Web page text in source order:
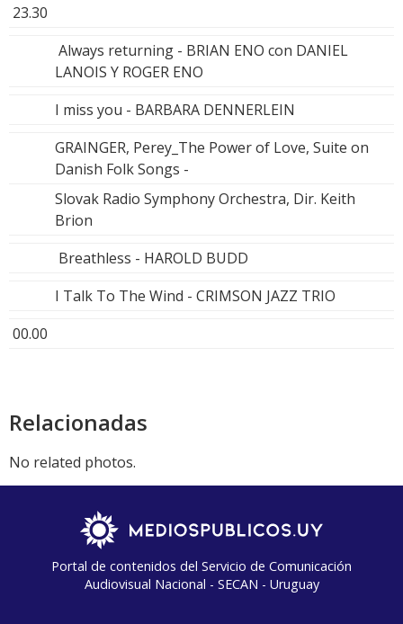
23.30
Always returning - BRIAN ENO con DANIEL
LANOIS Y ROGER ENO
I miss you - BARBARA DENNERLEIN
GRAINGER, Perey_The Power of Love, Suite on
Danish Folk Songs -
Slovak Radio Symphony Orchestra, Dir. Keith
Brion
Breathless - HAROLD BUDD
I Talk To The Wind - CRIMSON JAZZ TRIO
00.00
Relacionadas
No related photos.
Portal de contenidos del Servicio de Comunicación
Audiovisual Nacional - SECAN - Uruguay